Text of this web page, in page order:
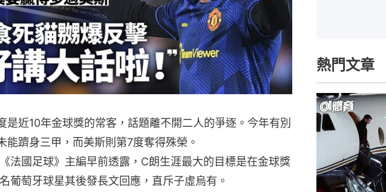
是近10年金球獎的常客，話題離不開二人的爭逐。今年有別
能躋身三甲，而美斯則第7度奪得殊榮。
法國足球》主編早前透露，C朗生涯最大的目標是在金球獎
葡萄牙球星其後發長文回應，直斥子虛烏有。
熱門文章